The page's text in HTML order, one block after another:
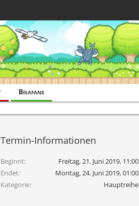
Bisafans
Termin-Informationen
Beginnt
Freitag, 21. Juni 2019, 11:00
Endet
Montag, 24. Juni 2019, 01:00
Kategorie
Hauptreihe